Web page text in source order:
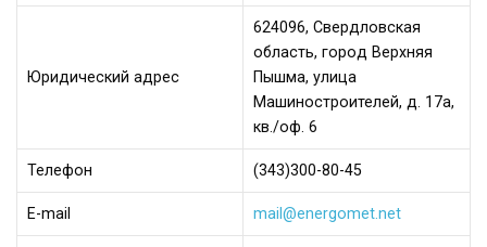
Юридический адрес
624096, Свердловская
область, город Верхняя
Пышма, улица
Машиностроителей, д. 17а,
кв./оф. 6
Телефон (343)300-80-45
Е-mail mail@energomet.net